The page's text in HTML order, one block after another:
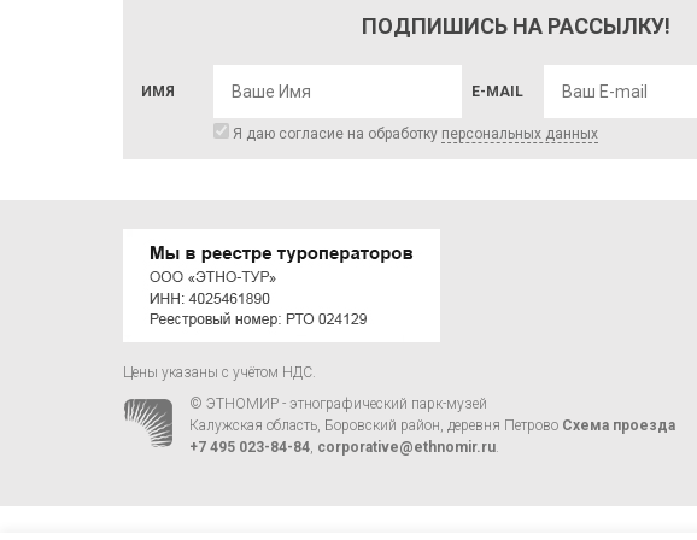
ПОДПИШИСЬ НА РАССЫЛКУ!
ИМЯ E-MAIL
Я даю согласие на обработку персональных данных
Цены указаны с учётом НДС.
© ЭТНОМИР - этнографический парк-музей
Калужская область, Боровский район, деревня Петрово Схема проезда
+7 495 023-84-84, corporative@ethnomir.ru.